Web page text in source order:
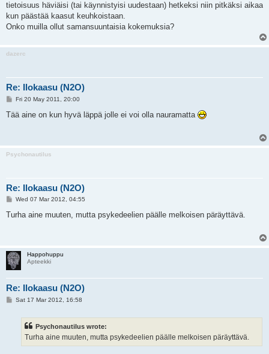
tietoisuus häviäisi (tai käynnistyisi uudestaan) hetkeksi niin pitkäksi aikaa
kun päästää kaasut keuhkoistaan.
Onko muilla ollut samansuuntaisia kokemuksia?
dazerc
Re: Ilokaasu (N2O)
P
s
Fri 20 May 2011, 20:00
Tää aine on kun hyvä läppä jolle ei voi olla nauramatta
Psychonautilus
Re: Ilokaasu (N2O)
P
s
Wed 07 Mar 2012, 04:55
Turha aine muuten, mutta psykedeelien päälle melkoisen päräyttävä.
Happohuppu
Apteekki
Re: Ilokaasu (N2O)
PSat 17 Mar 2012, 16:58
Psychonautilus wrote:
Turha aine muuten, mutta psykedeelien päälle melkoisen päräyttävä.